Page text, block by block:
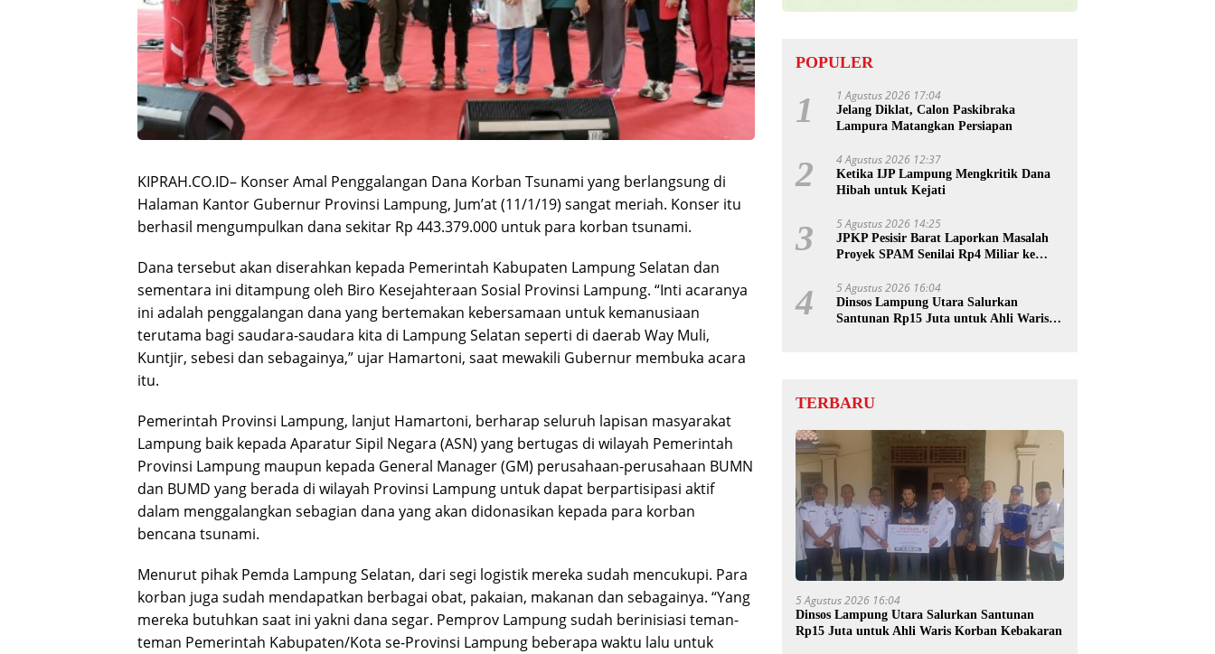
KIPRAH.CO.ID– Konser Amal Penggalangan Dana Korban Tsunami yang berlangsung di
Halaman Kantor Gubernur Provinsi Lampung, Jum’at (11/1/19) sangat meriah. Konser itu
berhasil mengumpulkan dana sekitar Rp 443.379.000 untuk para korban tsunami.
Dana tersebut akan diserahkan kepada Pemerintah Kabupaten Lampung Selatan dan
sementara ini ditampung oleh Biro Kesejahteraan Sosial Provinsi Lampung. “Inti acaranya
ini adalah penggalangan dana yang bertemakan kebersamaan untuk kemanusiaan
terutama bagi saudara-saudara kita di Lampung Selatan seperti di daerab Way Muli,
Kuntjir, sebesi dan sebagainya,” ujar Hamartoni, saat mewakili Gubernur membuka acara
itu.
Pemerintah Provinsi Lampung, lanjut Hamartoni, berharap seluruh lapisan masyarakat
Lampung baik kepada Aparatur Sipil Negara (ASN) yang bertugas di wilayah Pemerintah
Provinsi Lampung maupun kepada General Manager (GM) perusahaan-perusahaan BUMN
dan BUMD yang berada di wilayah Provinsi Lampung untuk dapat berpartisipasi aktif
dalam menggalangkan sebagian dana yang akan didonasikan kepada para korban
bencana tsunami.
Menurut pihak Pemda Lampung Selatan, dari segi logistik mereka sudah mencukupi. Para
korban juga sudah mendapatkan berbagai obat, pakaian, makanan dan sebagainya. “Yang
mereka butuhkan saat ini yakni dana segar. Pemprov Lampung sudah berinisiasi teman-
teman Pemerintah Kabupaten/Kota se-Provinsi Lampung beberapa waktu lalu untuk
POPULER
1 1 Agustus 2026 17:04
Jelang Diklat, Calon Paskibraka
Lampura Matangkan Persiapan
2 4 Agustus 2026 12:37
Ketika IJP Lampung Mengkritik Dana
Hibah untuk Kejati
3 5 Agustus 2026 14:25
JPKP Pesisir Barat Laporkan Masalah
Proyek SPAM Senilai Rp4 Miliar ke
4 5 Agustus 2026 16:04
Dinsos Lampung Utara Salurkan
Santunan Rp15 Juta untuk Ahli Waris
TERBARU
5 Agustus 2026 16:04
Dinsos Lampung Utara Salurkan Santunan
Rp15 Juta untuk Ahli Waris Korban Kebakaran